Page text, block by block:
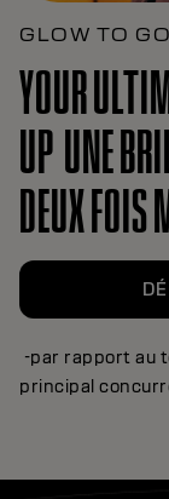
GLOW TO
YOUR
UP UNE
DEUX
-par rapport au
principal